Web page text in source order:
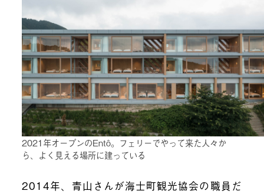
2021年オープンのEntô。フェリーでやって来た人々か
ら、よく見える場所に建っている
2014年、青山さんが海士町観光協会の職員だ